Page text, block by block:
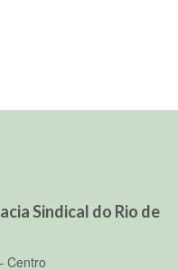
Sindical do Rio de
Centro